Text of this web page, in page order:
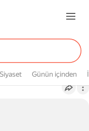
Siyaset Günün içinden